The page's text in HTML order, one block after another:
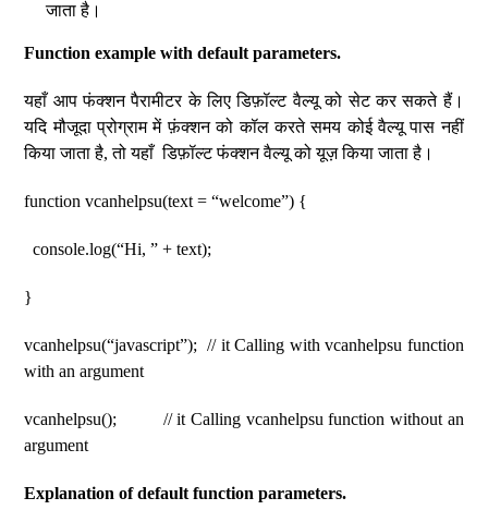
जाता है।
Function example with default parameters.
यहाँ आप फंक्शन पैरामीटर के लिए डिफ़ॉल्ट वैल्यू को सेट कर सकते हैं।
यदि मौजूदा प्रोग्राम में फ़ंक्शन को कॉल करते समय कोई वैल्यू पास नहीं
किया जाता है, तो यहाँ डिफ़ॉल्ट फंक्शन वैल्यू को यूज़ किया जाता है।
function vcanhelpsu(text = “welcome”) {
console.log(“Hi, ” + text);
}
vcanhelpsu(“javascript”); // it Calling with vcanhelpsu function
with an argument
vcanhelpsu(); // it Calling vcanhelpsu function without an
argument
Explanation of default function parameters.